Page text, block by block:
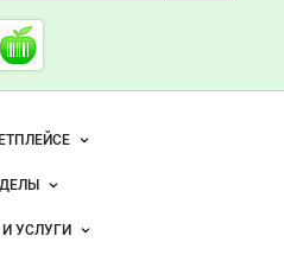
на полезные
Foodretail.ru
— продукты
рекламы
УСЛУГИ